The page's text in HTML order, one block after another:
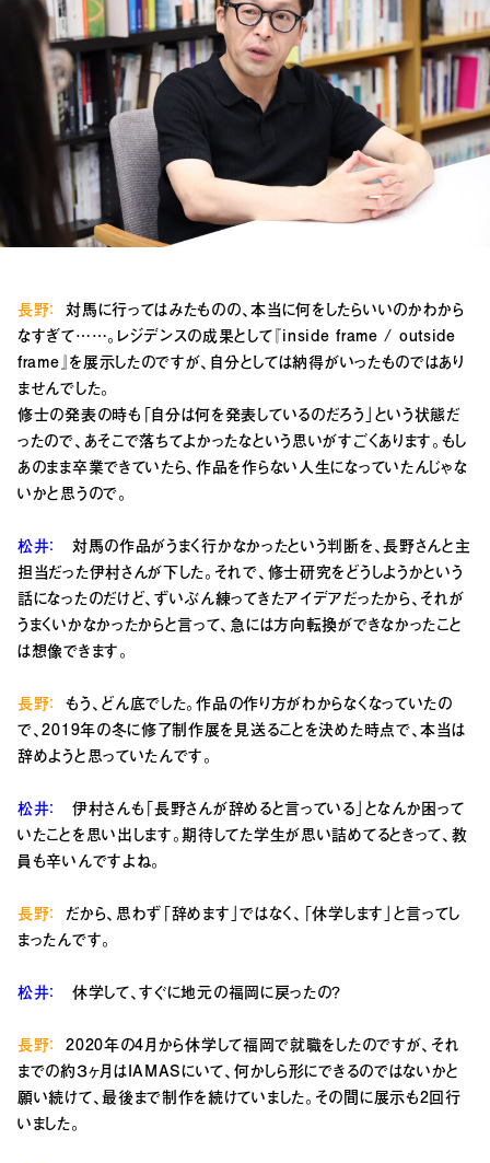
長野： 対馬に行ってはみたものの、本当に何をしたらいいのかわから
なすぎて……。レジデンスの成果として『inside frame / outside
frame』を展示したのですが、自分としては納得がいったものではあり
ませんでした。
修士の発表の時も「自分は何を発表しているのだろう」という状態だ
ったので、あそこで落ちてよかったなという思いがすごくあります。もし
あのまま卒業できていたら、作品を作らない人生になっていたんじゃな
いかと思うので。
松井：
対馬の作品がうまく行かなかったという判断を、長野さんと主
担当だった伊村さんが下した。それで、修士研究をどうしようかという
話になったのだけど、ずいぶん練ってきたアイデアだったから、それが
うまくいかなかったからと言って、急には方向転換ができなかったこと
は想像できます。
長野： もう、どん底でした。作品の作り方がわからなくなっていたの
で、2019年の冬に修了制作展を見送ることを決めた時点で、本当は
辞めようと思っていたんです。
松井：
伊村さんも「長野さんが辞めると言っている」となんか困って
いたことを思い出します。期待してた学生が思い詰めてるときって、教
員も辛いんですよね。
長野：
だから、思わず「辞めます」ではなく、「休学します」と言ってし
まったんです。
松井： 休学して、すぐに地元の福岡に戻ったの？
長野： 2020年の4月から休学して福岡で就職をしたのですが、それ
までの約３ヶ月はIAMASにいて、何かしら形にできるのではないかと
願い続けて、最後まで制作を続けていました。その間に展示も2回行
いました。